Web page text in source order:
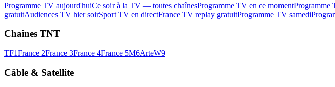
Programme TV aujourd'huiCe soir à la TV — toutes chaînesProgramme TV en ce momentProgramme
gratuitAudiences TV hier soirSport TV en directFrance TV replay gratuitProgramme TV samedi
Chaînes TNT
TF1France 2France 3France 4France 5M6ArteW9
Câble & Satellite